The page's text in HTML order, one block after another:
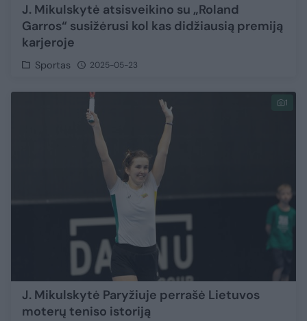
J. Mikulskytė atsisveikino su „Roland
Garros“ susižėrusi kol kas didžiausią premiją
karjeroje
Sportas 2025-05-23
1
J. Mikulskytė Paryžiuje perrašė Lietuvos
moterų teniso istoriją